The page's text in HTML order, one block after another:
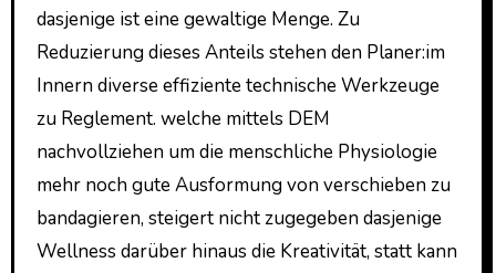
dasjenige ist eine gewaltige Menge. Zu
Reduzierung dieses Anteils stehen den Planer:im
Innern diverse effiziente technische Werkzeuge
zu Reglement. welche mittels DEM
nachvollziehen um die menschliche Physiologie
mehr noch gute Ausformung von verschieben zu
bandagieren, steigert nicht zugegeben dasjenige
Wellness darüber hinaus die Kreativität, statt kann